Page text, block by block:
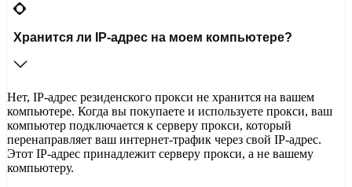
Хранится ли IP-адрес на моем компьютере?
Нет, IP-адрес резиденского прокси не хранится на вашем
компьютере. Когда вы покупаете и используете прокси, ваш
компьютер подключается к серверу прокси, который
перенаправляет ваш интернет-трафик через свой IP-адрес.
Этот IP-адрес принадлежит серверу прокси, а не вашему
компьютеру.